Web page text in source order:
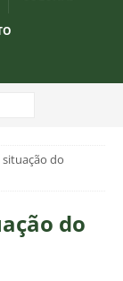
do
do